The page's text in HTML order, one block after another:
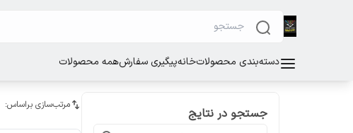
دسته‌بندی محصولاتخانهپیگیری سفارشهمه محصولات
جستجو در نتایج
مرتب‌سازی براساس: